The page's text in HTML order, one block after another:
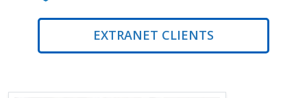
EXTRANET CLIENTS